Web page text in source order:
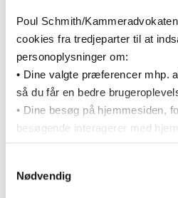
Poul Schmith/
cookies fra tredjeparter til at
personoplysninger om:
• Dine valgte præferencer mhp.
så du får en bedre
• Dine besøg på hjemmesiden,
besøgende interagerer med
Du kan til enhver tid
som du finder i bunden af
Nødvendig
RIKKE HOFFENSETZ
TILMELD DIG VORES
igen senere. Vi beklager